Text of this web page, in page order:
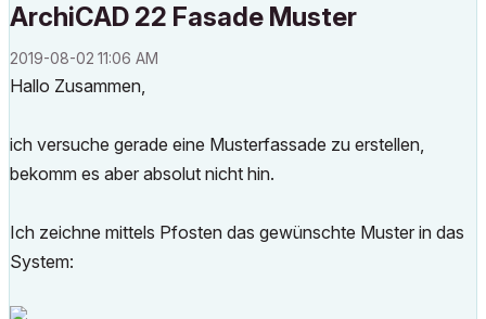
ArchiCAD 22 Fasade Muster
‎2019-08-02 11:06 AM
Hallo Zusammen,
ich versuche gerade eine Musterfassade zu erstellen,
bekomm es aber absolut nicht hin.
Ich zeichne mittels Pfosten das gewünschte Muster in das
System: